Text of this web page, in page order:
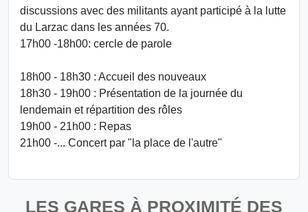
discussions avec des militants ayant participé à la lutte
du Larzac dans les années 70.
17h00 -18h00: cercle de parole
18h00 - 18h30 : Accueil des nouveaux
18h30 - 19h00 : Présentation de la journée du
lendemain et répartition des rôles
19h00 - 21h00 : Repas
21h00 -... Concert par "la place de l'autre"
LES GARES À PROXIMITÉ DES